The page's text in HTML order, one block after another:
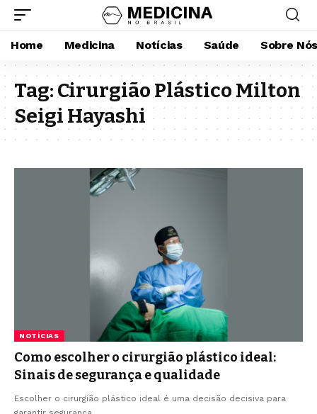
Home Medicina Notícias Saúde Sobre
Tag:Cirurgião Plástico Milton
Seigi Hayashi
NOTÍCIAS
Como escolher o cirurgião plástico ideal:
Sinais de segurança e qualidade
Escolher o cirurgião plástico ideal é uma decisão decisiva para